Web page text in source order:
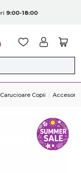
9:00-18:00
Carucioare Copii Accesorii